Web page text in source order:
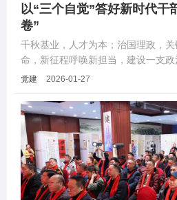
以“三个自觉”答好新时代干
卷”
千秋基业，人才为本；治国理政，
命，新征程呼唤新担当，建设一支政
优良的干部队伍，是推动高质量发展
党建 2026-01-27